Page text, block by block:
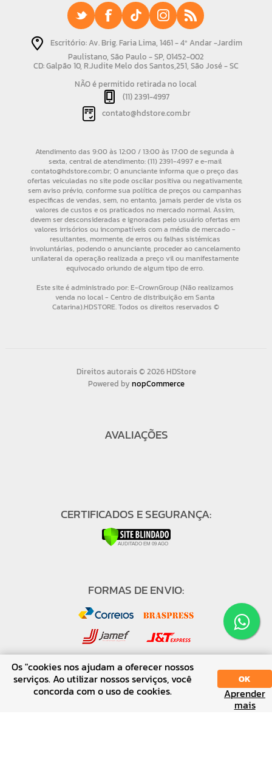
Escritório: Av. Brig. Faria Lima, 1461 - 4º Andar -Jardim
Paulistano, São Paulo - SP, 01452-002
CD: Galpão 10, R.Judite Melo dos Santos,251, São José - SC
NÃO é permitido retirada no local
(11) 2391-4997
contato@hdstore.com.br
Direitos autorais © 2026 HDStore
Powered bynopCommerce
AVALIAÇÕES
CERTIFICADOS E SEGURANÇA:
FORMAS DE ENVIO:
FORMAS DE PAGAMENTO:
SORT DISPLAY
Os "cookies nos ajudam a oferecer nossos
serviços. Ao utilizar nossos serviços, você
concorda com o uso de cookies.
OK
Aprender
mais